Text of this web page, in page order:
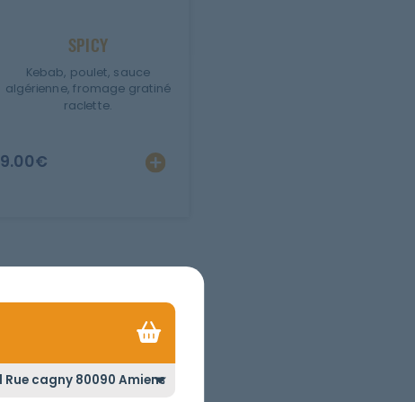
SPICY
Kebab, poulet, sauce
algérienne, fromage gratiné
raclette.
9.00€